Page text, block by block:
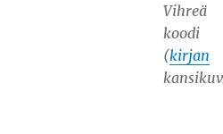
Vihreä
koodi
(kirjan